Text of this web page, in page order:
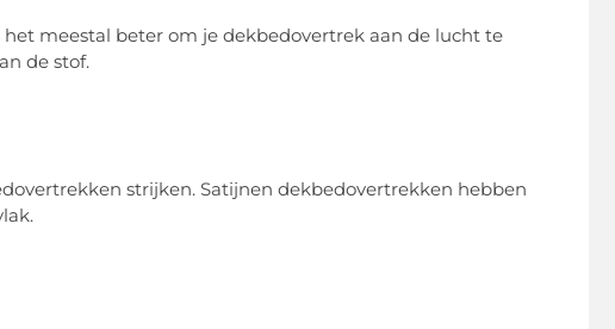
meestal beter om je dekbedovertrek aan de lucht te
de stof.
strijken. Satijnen dekbedovertrekken hebben